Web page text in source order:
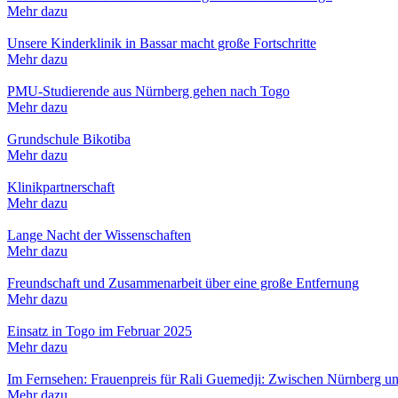
Mehr dazu
Unsere Kinderklinik in Bassar macht große Fortschritte
Mehr dazu
PMU-Studierende aus Nürnberg gehen nach Togo
Mehr dazu
Grundschule Bikotiba
Mehr dazu
Klinikpartnerschaft
Mehr dazu
Lange Nacht der Wissenschaften
Mehr dazu
Freundschaft und Zusammenarbeit über eine große Entfernung
Mehr dazu
Einsatz in Togo im Februar 2025
Mehr dazu
Im Fernsehen: Frauenpreis für Rali Guemedji: Zwischen Nürnberg
Mehr dazu